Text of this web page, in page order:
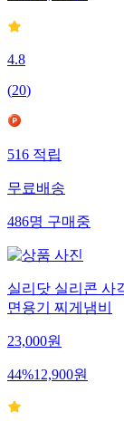
4.8
(20)
516적립
무료배송
486명구매중
실리닷 실리콘 사
면용기 찌게냄비
23,000원
44%12,900원